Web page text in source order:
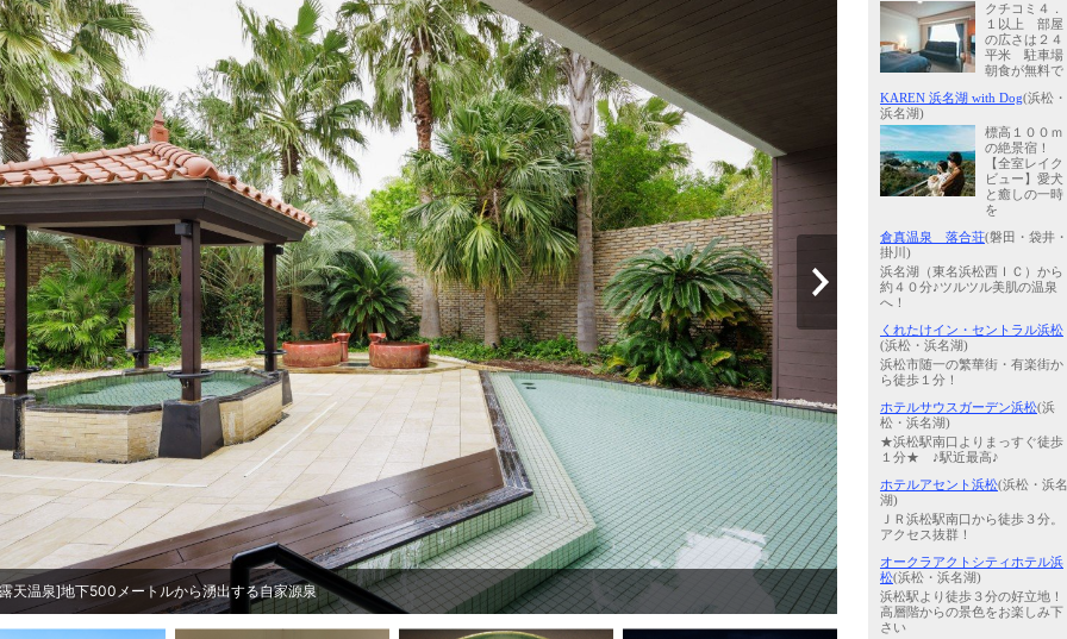
天温泉]地下500メートルから湧出する自家源泉 ホテル 外観
クチコミ４．
１以上 部屋
の広さは２４
平米 駐車場
朝食が無料で
KAREN 浜名湖 with Dog(浜松・
浜名湖)
標高１００ｍ
の絶景宿！
【全室レイク
ビュー】愛犬
と癒しの一時
を
倉真温泉 落合荘(磐田・袋井・
掛川)
浜名湖（東名浜松西ＩＣ）から
約４０分♪ツルツル美肌の温泉
へ！
くれたけイン・セントラル浜松
(浜松・浜名湖)
浜松市随一の繁華街・有楽街か
ら徒歩１分！
ホテルサウスガーデン浜松(浜
松・浜名湖)
★浜松駅南口よりまっすぐ徒歩
１分★ ♪駅近最高♪
ホテルアセント浜松(浜松・浜名
湖)
ＪＲ浜松駅南口から徒歩３分。
アクセス抜群！
オークラアクトシティホテル浜
松(浜松・浜名湖)
浜松駅より徒歩３分の好立地！
高層階からの景色をお楽しみ下
さい